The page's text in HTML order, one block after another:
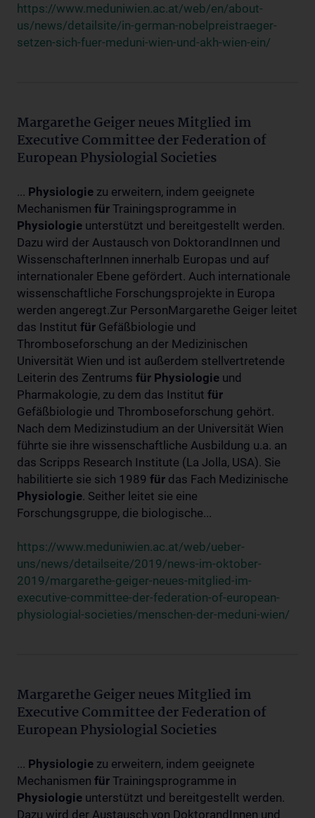
https://www.meduniwien.ac.at/web/en/about-
us/news/detailsite/in-german-nobelpreistraeger-
setzen-sich-fuer-meduni-wien-und-akh-wien-ein/
Margarethe Geiger neues Mitglied im
Executive Committee der Federation of
European Physiologial Societies
... Physiologie zu erweitern, indem geeignete
Mechanismen für Trainingsprogramme in
Physiologie unterstützt und bereitgestellt werden.
Dazu wird der Austausch von DoktorandInnen und
WissenschafterInnen innerhalb Europas und auf
internationaler Ebene gefördert. Auch internationale
wissenschaftliche Forschungsprojekte in Europa
werden angeregt.Zur PersonMargarethe Geiger leitet
das Institut für Gefäßbiologie und
Thromboseforschung an der Medizinischen
Universität Wien und ist außerdem stellvertretende
Leiterin des Zentrums für Physiologie und
Pharmakologie, zu dem das Institut für
Gefäßbiologie und Thromboseforschung gehört.
Nach dem Medizinstudium an der Universität Wien
führte sie ihre wissenschaftliche Ausbildung u.a. an
das Scripps Research Institute (La Jolla, USA). Sie
habilitierte sie sich 1989 für das Fach Medizinische
Physiologie. Seither leitet sie eine
Forschungsgruppe, die biologische...
https://www.meduniwien.ac.at/web/ueber-
uns/news/detailseite/2019/news-im-oktober-
2019/margarethe-geiger-neues-mitglied-im-
executive-committee-der-federation-of-european-
physiologial-societies/menschen-der-meduni-wien/
Margarethe Geiger neues Mitglied im
Executive Committee der Federation of
European Physiologial Societies
... Physiologie zu erweitern, indem geeignete
Mechanismen für Trainingsprogramme in
Physiologie unterstützt und bereitgestellt werden.
Dazu wird der Austausch von DoktorandInnen und